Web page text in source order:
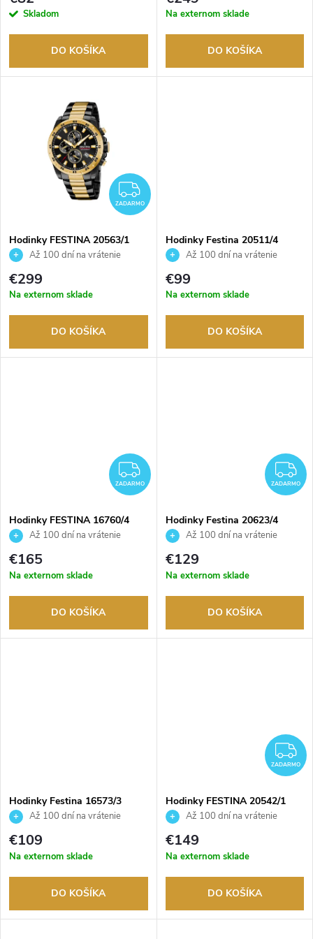
r
o
o
v
r
o
v
Skladom
DO KOŠÍKA
tovaru. Autorizovaný predajca.
Na externom sklade
DO KOŠÍKA
ZADARMO
ZADARMO
Hodinky FESTINA 20563/1
Až 100 dní na vrátenie
€299
Na externom sklade
DO KOŠÍKA
Hodinky Festina 20511/4
Až 100 dní na vrátenie
€99
Na externom sklade
DO KOŠÍKA
ZADARMO
ZADARMO
Hodinky FESTINA 16760/4
Až 100 dní na vrátenie
tovaru. Autorizovaný predajca.
€165
Na externom sklade
DO KOŠÍKA
ZADARMO
Hodinky Festina 20623/4
Až 100 dní na vrátenie
tovaru. Autorizovaný predajca.
€129
Na externom sklade
DO KOŠÍKA
Hodinky Festina 16573/3
Až 100 dní na vrátenie
tovaru. Autorizovaný predajca.
€109
Na externom sklade
DO KOŠÍKA
ZADARMO
Hodinky FESTINA 20542/1
Až 100 dní na vrátenie
tovaru. Autorizovaný predajca.
€149
Na externom sklade
DO KOŠÍKA